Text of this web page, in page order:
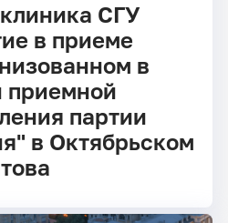
СГУ
в приеме
в
приемной
партии
в Октябрьском